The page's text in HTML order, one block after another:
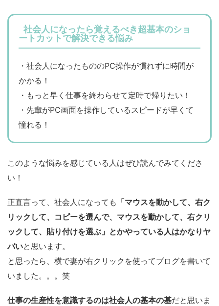
社会人になったら覚えるべき超基本のショ
ートカットで解決できる悩み
・社会人になったもののPC操作が慣れずに時間が
かかる！
・もっと早く仕事を終わらせて定時で帰りたい！
・先輩がPC画面を操作しているスピードが早くて
憧れる！
このような悩みを感じている人はぜひ読んでみてくださ
い！
正直言って、社会人になっても 「マウスを動かして、右ク
リックして、コピーを選んで、マウスを動かして、右クリ
ックして、貼り付けを選ぶ」とかやっている人はかなりヤ
バいと思います。
と思ったら、横で妻が右クリックを使ってブログを書いて
いました。。。笑
仕事の生産性を意識するのは社会人の基本の基だと思いま